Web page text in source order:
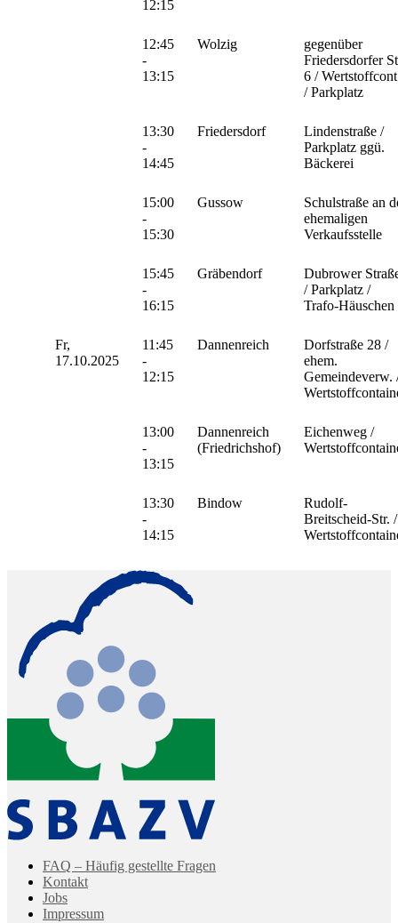
12:15
12:45
-
13:15
Wolzig
gegenüber
Friedersdorfer
6 /
/ Parkplatz
13:30
-
14:45
Friedersdorf
Lindenstraße /
Parkplatz ggü.
Bäckerei
15:00
-
15:30
Gussow
Schulstraße an
ehemaligen
Verkaufsstelle
15:45
-
16:15
Gräbendorf
Dubrower
/ Parkplatz /
Trafo-Häuschen
Fr,
17.10.2025
11:45
-
12:15
Dannenreich
Dorfstraße 28 /
ehem.
Gemeindeverw.
13:00
-
13:15
Dannenreich
(Friedrichshof)
Eichenweg /
13:30
-
14:15
Bindow
Rudolf-
Breitscheid-Str. /
FAQ – Häufig gestellte Fragen
Kontakt
Jobs
Impressum